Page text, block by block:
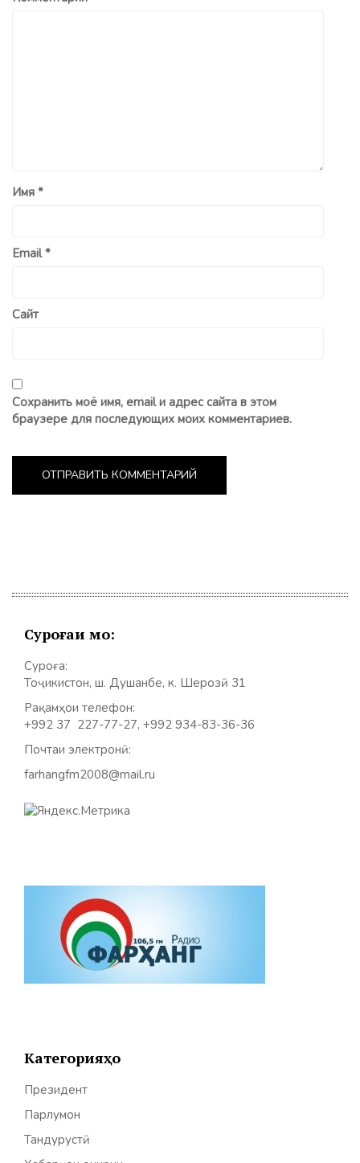
Имя *
Email*
Сайт
Сохранить моё имя, email и адрес сайта в этом
браузере для последующих моих комментариев.
Суроғаи мо:
Суроға:
Тоҷикистон, ш. Душанбе, к. Шерозӣ 31
Рақамҳои телефон:
+992 37 227-77-27, +992 934-83-36-36
Почтаи электронӣ:
farhangfm2008@mail.ru
Категорияҳо
Президент
Парлумон
Тандурустӣ